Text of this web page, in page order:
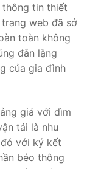
thông tin thiết
web đã sở
toàn không
đắn lặng
của gia đình
giá với dìm
tải là nhu
với ký kết
béo thông